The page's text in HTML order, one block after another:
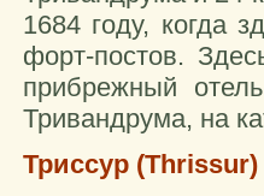
1684 году, когда
форт-постов.
прибрежный
Тривандрума, на
Триссур (Thrissur)